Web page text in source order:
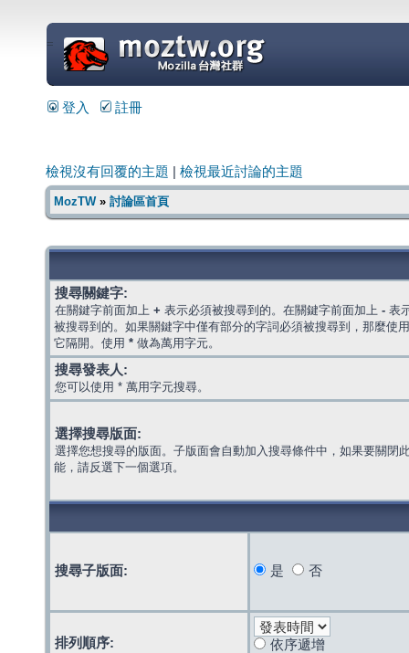
=
登入 註冊
檢視沒有回覆的主題 檢視最近討論的主題
MozTW» 討論區首頁
搜尋關鍵字:
在關鍵字前面加上 + 表示必須被搜尋到的。在關鍵字前面加上 - 表
被搜尋到的。如果關鍵字中僅有部分的字詞必須被搜尋到，那麼使
它隔開。使用 * 做為萬用字元。
搜尋發表人:
您可以使用 * 萬用字元搜尋。
選擇搜尋版面:
選擇您想搜尋的版面。子版面會自動加入搜尋條件中，如果要關閉
能，請反選下一個選項。
搜尋子版面: 是 否
排列順序:
依序遞增